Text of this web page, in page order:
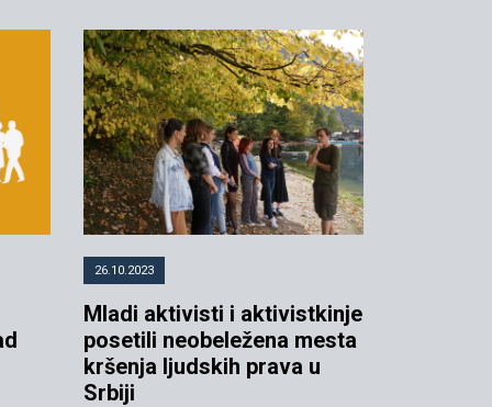
26.10.2023
Mladi aktivisti i aktivistkinje
posetili neobeležena mesta
kršenja ljudskih prava u
Srbiji